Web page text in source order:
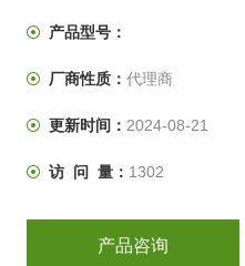
产品型号：
厂商性质： 代理商
更新时间： 2024-08-21
访 问 量： 1302
产品咨询